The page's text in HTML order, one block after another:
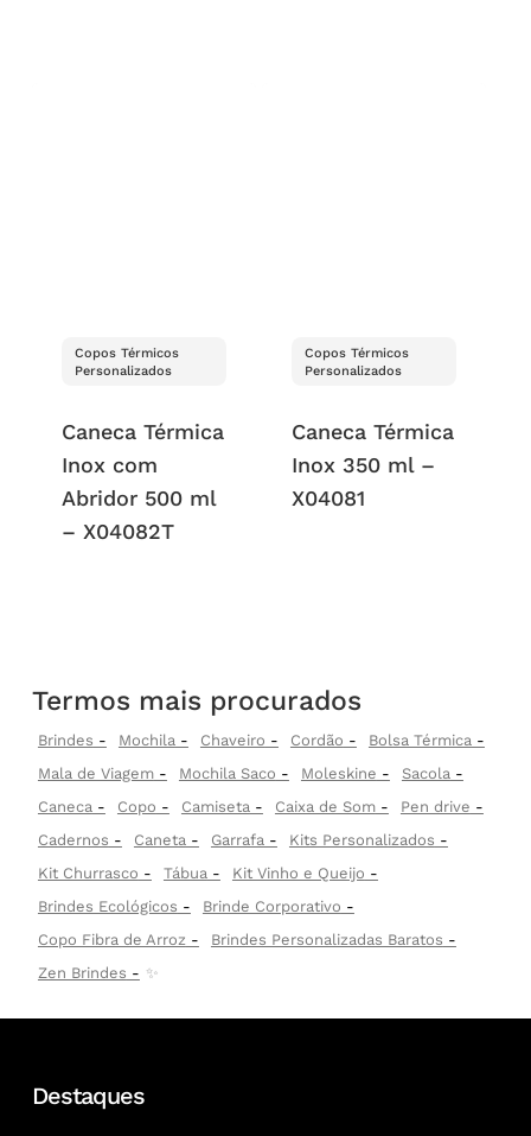
Copos Térmicos
Personalizados
Caneca Térmica
Inox com
Abridor 500 ml
– X04082T
Copos Térmicos
Personalizados
Caneca Térmica
Inox 350 ml –
X04081
Termos mais procurados
Brindes Mochila Chaveiro Cordão
Bolsa Térmica
Mala de Viagem
Mochila Saco Moleskine
Sacola
Caneca
Copo Camiseta Caixa de Som
Pen drive
Cadernos
Caneta Garrafa
Kits Personalizados
Kit Churrasco
Tábua
Kit Vinho e Queijo
Brindes Ecológicos
Brinde Corporativo
Copo Fibra de Arroz
Brindes Personalizadas Baratos
Zen Brindes
✨
Destaques